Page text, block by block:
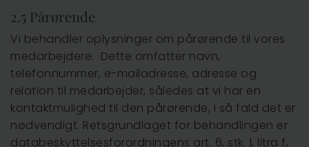
2.5 Pårørende
Vi behandler oplysninger om pårørende til vores
medarbejdere. Dette omfatter navn,
telefonnummer, e-mailadresse, adresse og
relation til medarbejder, således at vi har en
kontaktmulighed til den pårørende, i så fald det er
nødvendigt. Retsgrundlaget for behandlingen er
databeskyttelsesforordningens art. 6, stk. 1, litra f,